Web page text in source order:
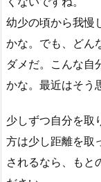
幼少の頃から我慢
かな。でも、どん
ダメだ。こんな自
かな。最近はそう
少しずつ自分を取
方は少し距離を取
されるなら、もと